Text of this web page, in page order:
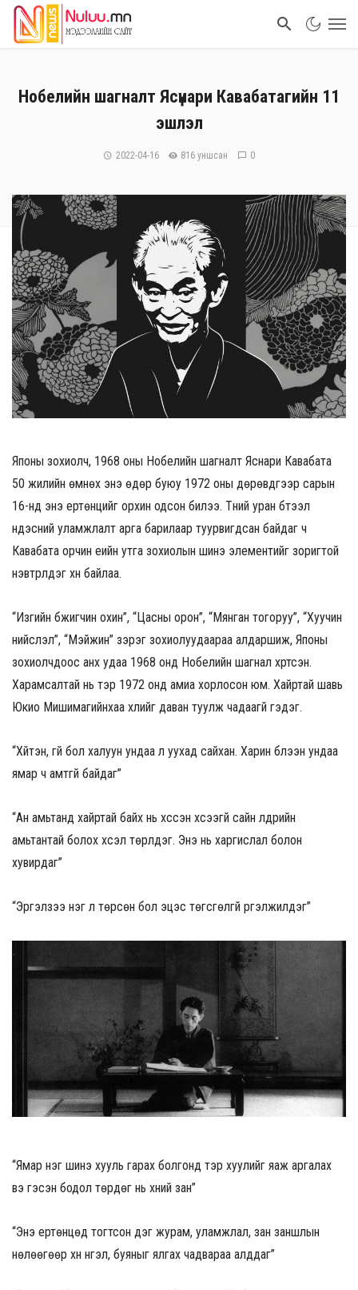
Нобелийн шагналт Ясүнари Кавабатагийн 11
эшлэл
2022-04-16 816 уншсан 0
Японы зохиолч, 1968 оны Нобелийн шагналт Ясүнари Кавабата
50 жилийн өмнөх энэ өдөр буюу 1972 оны дөрөвдүгээр сарын
16-нд энэ ертөнцийг орхин одсон билээ. Түүний уран бүтээл
үндэсний уламжлалт арга барилаар туурвигдсан байдаг ч
Кавабата орчин үеийн утга зохиолын шинэ элементийг зоригтой
нэвтрүүлдэг хүн байлаа.
“Изүгийн бүжигчин охин”, “Цасны орон”, “Мянган тогоруу”, “Хуучин
нийслэл”, “Мэйжин” зэрэг зохиолуудаараа алдаршиж, Японы
зохиолчдоос анх удаа 1968 онд Нобелийн шагнал хүртсэн.
Харамсалтай нь тэр 1972 онд амиа хорлосон юм. Хайртай шавь
Юкио Мишимагийнхаа үхлийг даван туулж чадаагүй гэдэг.
“Хүйтэн, үгүй бол халуун ундаа л уухад сайхан. Харин бүлээн ундаа
ямар ч амтгүй байдаг”
“Ан амьтанд хайртай байх нь хүссэн хүсээгүй сайн үүлдрийн
амьтантай болох хүсэл төрүүлдэг. Энэ нь харгислал болон
хувирдаг”
“Эргэлзээ нэг л төрсөн бол эцэс төгсгөлгүй үргэлжилдэг”
“Ямар нэг шинэ хууль гарах болгонд тэр хуулийг яаж аргалах
вэ гэсэн бодол төрдөг нь хүний зан”
“Энэ ертөнцөд тогтсон дэг журам, уламжлал, зан заншлын
нөлөөгөөр хүн нүгэл, буяныг ялгах чадвараа алддаг”